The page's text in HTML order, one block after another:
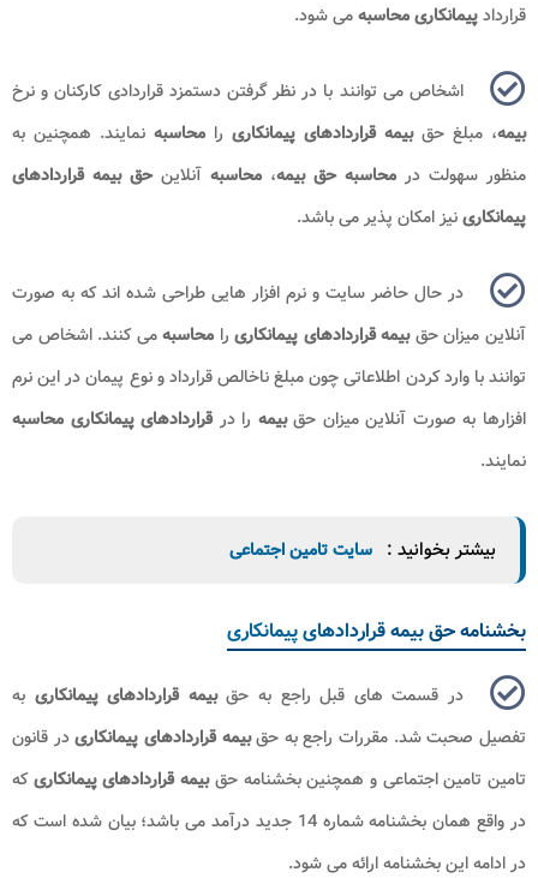
قراردادپیمانکاری محاسبهمی شود.
اشخاص می توانند با در نظر گرفتن دستمزد قراردادی کارکنان و نرخ
بیمه، مبلغ حقبیمه قراردادهای پیمانکاری را محاسبه نمایند. همچنین به
منظور سهولت در محاسبه حق بیمه، محاسبه آنلاینحق بیمه قراردادهای
پیمانکارینیز امکان پذیر می باشد.
در حال حاضر سایت و نرم افزار هایی طراحی شده اند که به صورت
آنلاین میزان حقبیمه قراردادهای پیمانکاری را محاسبهمی کنند. اشخاص می
توانند با وارد کردن اطلاعاتی چون مبلغ ناخالص قرارداد و نوع پیمان در این نرم
افزارها به صورت آنلاین میزان حقبیمه را درقراردادهای پیمانکاری محاسبه
نمایند.
بیشتر بخوانید : سایت تامین اجتماعی
بخشنامه حق بیمه قراردادهای پیمانکاری
در قسمت های قبل راجع به حقبیمه قراردادهای پیمانکاری به
تفصیل صحبت شد. مقررات راجع به حقبیمه قراردادهای پیمانکاریدر قانون
تامین تامین اجتماعی و همچنین بخشنامه حقبیمه قراردادهای پیمانکاریکه
در واقع همان بخشنامه شماره 14 جدید درآمد می باشد؛ بیان شده است که
در ادامه این بخشنامه ارائه می شود.